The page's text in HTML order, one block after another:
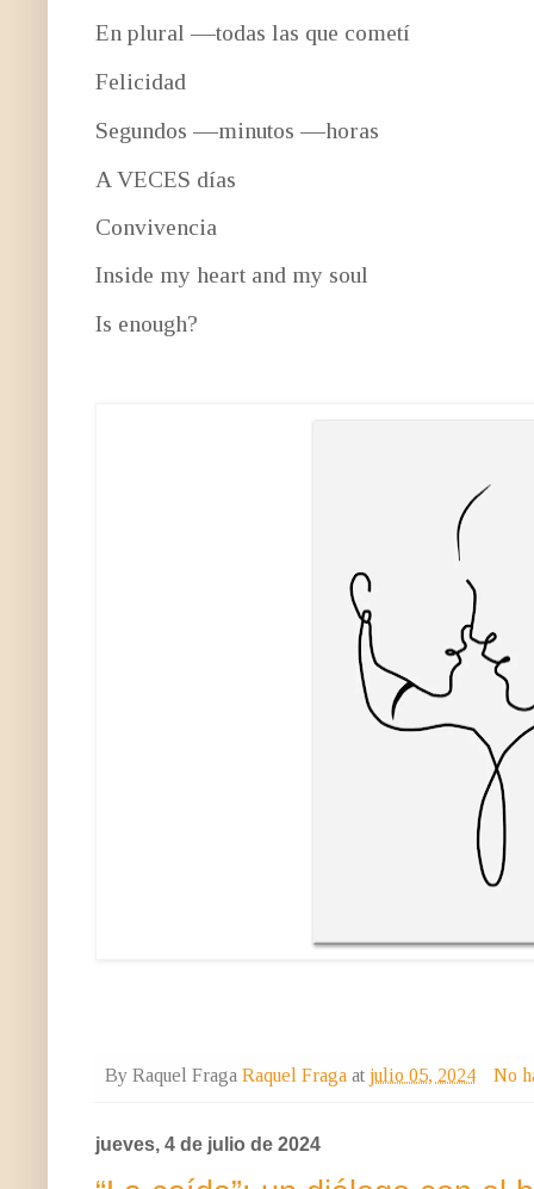
En plural —todas las que cometí
Felicidad
Segundos —minutos —horas
A VECES días
Convivencia
Inside my heart and my soul
Is enough?
By Raquel Fraga Raquel Fraga at julio 05, 2024 No
jueves, 4 de julio de 2024